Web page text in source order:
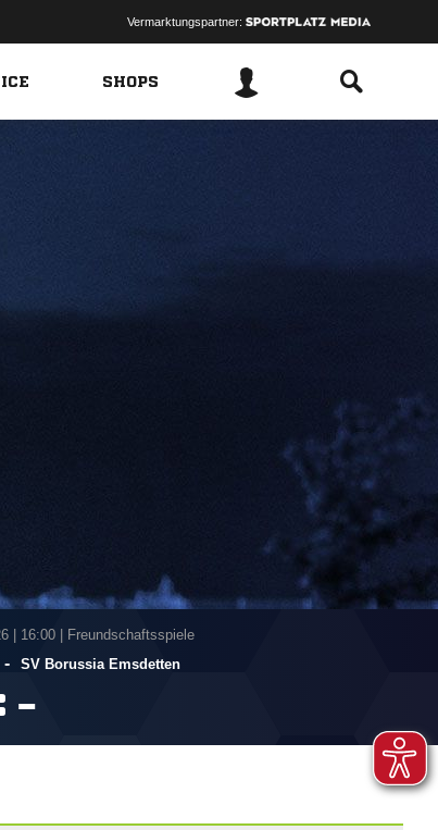
Vermarktungspartner:
SHOPS
| 16:00 | Freundschaftsspiele
- SV Borussia Emsdetten
